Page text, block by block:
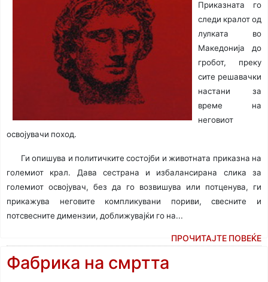
Приказната го
следи кралот од
лулката во
Македонија до
гробот, преку
сите решавачки
настани за
време на
неговиот
освојувачи поход.
Ги опишува и политичките состојби и животната приказна на
големиот крал. Дава сестрана и избалансирана слика за
големиот освојувач, без да го возвишува или потценува, ги
прикажува неговите компликувани пориви, свесните и
потсвесните димензии, доближувајќи го на...
ПРОЧИТАЈТЕ ПОВЕЌЕ
Фабрика на смртта